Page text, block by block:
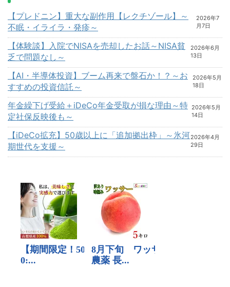
【プレドニン】重大な副作用【レクチゾール】～
不眠・イライラ・発疹～
2026年7
月7日
【体験談】入院でNISAを売却したお話～NISA貧
乏で問題なし～
2026年6月
13日
【AI・半導体投資】ブーム再来で盤石か！？～お
すすめの投資信託～
2026年5月
18日
年金繰下げ受給＋iDeCo年金受取が損な理由～特
定社保反映後も～
2026年5月
14日
【iDeCo拡充】50歳以上に「追加拠出枠」～氷河
期世代を支援～
2026年4月
29日